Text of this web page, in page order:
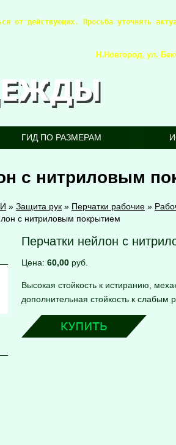
от действующих. Просьба уточнять
Н.Новгород, ул.
ГИД ПО РАЗМЕРАМ
с нитриловым
» Защита рук » Перчатки рабочие »
с нитриловым покрытием
Перчатки нейлон с
Цена: 60,00 руб.
Высокая стойкость к истиранию,
дополнительная стойкость к слабым